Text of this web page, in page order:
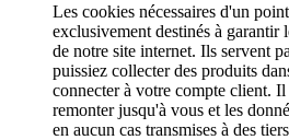
Les cookies nécessaires d'un
exclusivement destinés à garantir
de notre site internet. Ils servent
puissiez collecter des produits
connecter à votre compte client. Il
remonter jusqu'à vous et les
en aucun cas transmises à des